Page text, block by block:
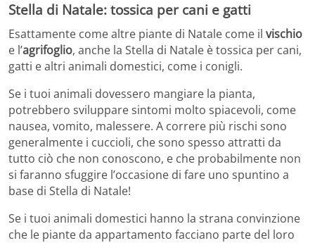
Stella di Natale: tossica per cani e gatti
Esattamente come altre piante di Natale come il vischio
e l’agrifoglio, anche la Stella di Natale è tossica per cani,
gatti e altri animali domestici, come i conigli.
Se i tuoi animali dovessero mangiare la pianta,
potrebbero sviluppare sintomi molto spiacevoli, come
nausea, vomito, malessere. A correre più rischi sono
generalmente i cuccioli, che sono spesso attratti da
tutto ciò che non conoscono, e che probabilmente non
si faranno sfuggire l’occasione di fare uno spuntino a
base di Stella di Natale!
Se i tuoi animali domestici hanno la strana convinzione
che le piante da appartamento facciano parte del loro